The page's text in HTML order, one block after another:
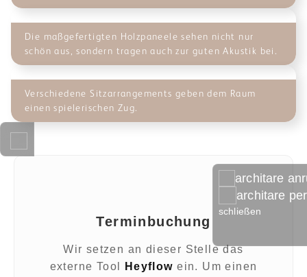
Die maßgefertigten Holzpaneele sehen nicht nur
schön aus, sondern tragen auch zur guten Akustik bei.
Verschiedene Sitzarrangements geben dem Raum
einen spielerischen Zug.
architare
architare
schließen
Terminbuchung
Wir setzen an dieser Stelle das
externe Tool
Heyflow ein. Um einen